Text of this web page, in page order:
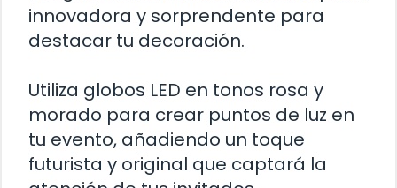
innovadora y sorprendente para
destacar tu decoración.
Utiliza globos LED en tonos rosa y
morado para crear puntos de luz en
tu evento, añadiendo un toque
futurista y original que captará la